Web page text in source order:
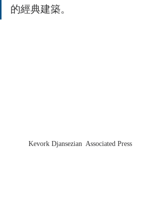
的經典建築。
Kevork Djansezian  Associated Press